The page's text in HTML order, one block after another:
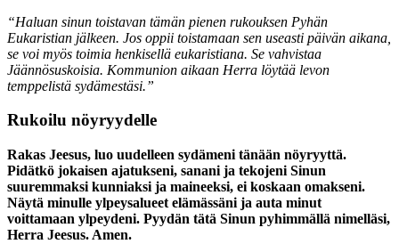
“Haluan sinun toistavan tämän pienen rukouksen Pyhän
Eukaristian jälkeen. Jos oppii toistamaan sen useasti päivän aikana,
se voi myös toimia henkisellä eukaristiana. Se vahvistaa
Jäännösuskoisia. Kommunion aikaan Herra löytää levon
temppelistä sydämestäsi.”
Rukoilu nöyryydelle
Rakas Jeesus, luo uudelleen sydämeni tänään nöyryyttä.
Pidätkö jokaisen ajatukseni, sanani ja tekojeni Sinun
suuremmaksi kunniaksi ja maineeksi, ei koskaan omakseni.
Näytä minulle ylpeysalueet elämässäni ja auta minut
voittamaan ylpeydeni. Pyydän tätä Sinun pyhimmällä nimelläsi,
Herra Jeesus. Amen.